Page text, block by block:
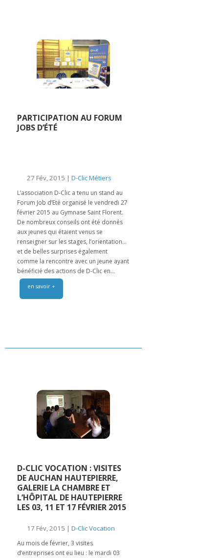
PARTICIPATION AU FORUM
JOBS D’ÉTÉ
27 Fév, 2015 | D-Clic Métiers
L’association D-Clic a tenu un stand au
Forum Job d’Eté organisé le vendredi 27
février 2015 au Gymnase Saint Florent.
De nombreux conseils ont été donnés
aux jeunes qui étaient venus se
renseigner sur les stages, l’orientation…
et de belles surprises également
comme la rencontre avec un jeune ayant
bénéficié des actions de D-Clic en...
en savoir +
D-CLIC VOCATION : VISITES
DE AUCHAN HAUTEPIERRE,
GALERIE LA CHAMBRE ET
L’HÔPITAL DE HAUTEPIERRE
LES 03, 11 ET 17 FÉVRIER 2015
17 Fév, 2015 | D-Clic Vocation
Au mois de février, 3 visites
d’entreprises ont eu lieu : le mardi 03